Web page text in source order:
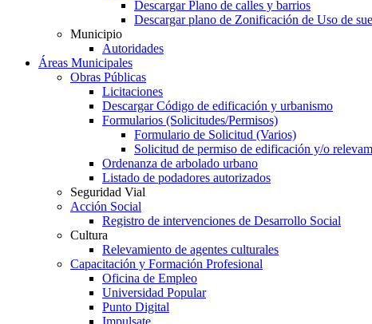
Descargar Plano de calles y barrios
Descargar plano de Zonificación de Uso de
Municipio
Autoridades
Áreas Municipales
Obras Públicas
Licitaciones
Descargar Código de edificación y urbanismo
Formularios (Solicitudes/Permisos)
Formulario de Solicitud (Varios)
Solicitud de permiso de edificación y/o
Ordenanza de arbolado urbano
Listado de podadores autorizados
Seguridad Vial
Acción Social
Registro de intervenciones de Desarrollo Social
Cultura
Relevamiento de agentes culturales
Capacitación y Formación Profesional
Oficina de Empleo
Universidad Popular
Punto Digital
Impulsate